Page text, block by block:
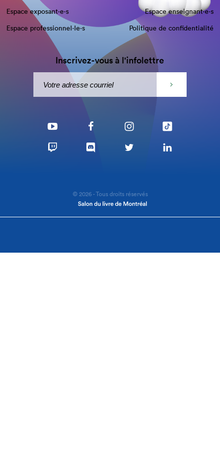
Espace exposant·e⋅s
Espace enseignant·e⋅s
Espace professionnel·le⋅s
Politique de confidentialité
Inscrivez-vous à l'infolettre
© 2026 - Tous droits réservés